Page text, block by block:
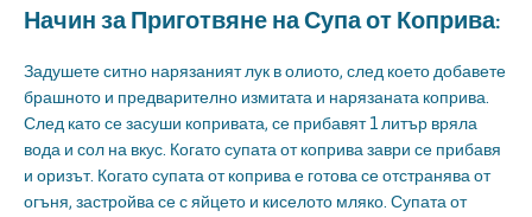
Начин за Приготвяне на Супа от Коприва:
Задушете ситно нарязаният лук в олиото, след което добавете
брашното и предварително измитата и нарязаната коприва.
След като се засуши копривата, се прибавят 1 литър вряла
вода и сол на вкус. Когато супата от коприва заври се прибавя
и оризът. Когато супата от коприва е готова се отстранява от
огъня, застройва се с яйцето и киселото мляко. Супата от